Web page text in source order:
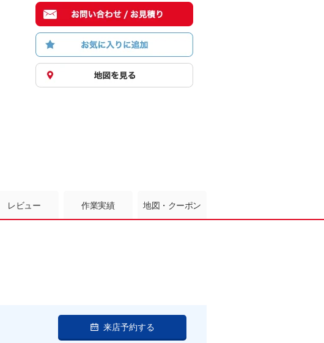
レビュー 作業実績 地図・クーポン
来店予約する